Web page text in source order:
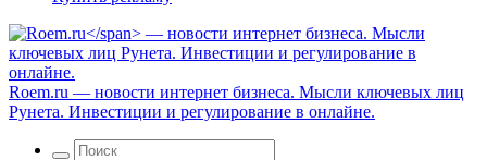
Roem.ru — новости интернет бизнеса. Мысли ключевых лиц
Рунета. Инвестиции и регулирование в онлайне.